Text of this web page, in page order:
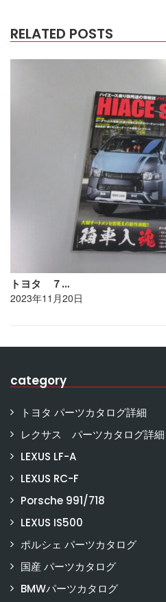
RELATED POSTS
トヨタ ７…
2023年11月20日
category
トヨタ パーツカタログ詳細
レクサス パーツカタログ詳細
LEXUS LF-A
LEXUS RC-F
Porsche 991/718
LEXUS IS500
ポルシェ パーツカタログ
国産 パーツカタログ
BMWパーツカタログ